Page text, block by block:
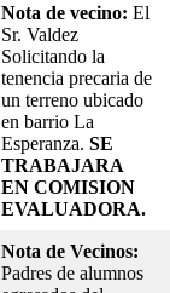
Nota de vecino: El
Sr. Valdez
Solicitando la
tenencia precaria de
un terreno ubicado
en barrio La
Esperanza. SE
TRABAJARA
EN COMISION
EVALUADORA.
Nota de Vecinos:
Padres de alumnos